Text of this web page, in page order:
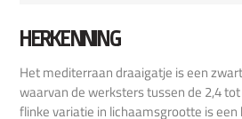
HERKENNING
Het mediterraan draaigatje is een
waarvan de werksters tussen de 2,4
flinke variatie in lichaamsgrootte is